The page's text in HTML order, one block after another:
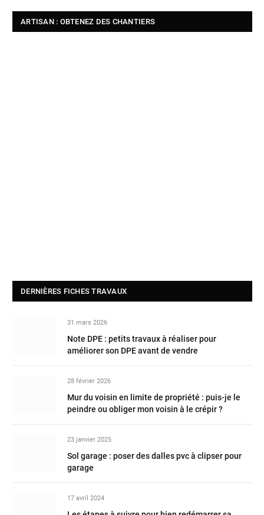
ARTISAN : OBTENEZ DES CHANTIERS
DERNIÈRES FICHES TRAVAUX
31 mars 2026
Note DPE : petits travaux à réaliser pour
améliorer son DPE avant de vendre
28 février 2026
Mur du voisin en limite de propriété : puis-je le
peindre ou obliger mon voisin à le crépir ?
23 janvier 2025
Sol garage : poser des dalles pvc à clipser pour
garage
17 avril 2024